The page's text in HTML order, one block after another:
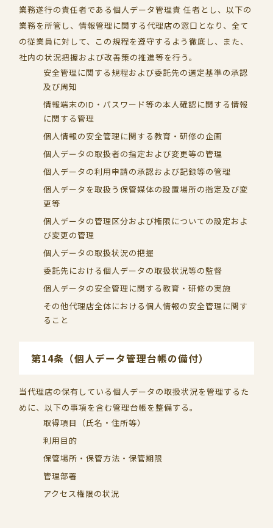
業務遂行の責任者である個人データ管理責 任者とし、以下の
業務を所管し、情報管理に関する代理店の窓口となり、全て
の従業員に対して、この規程を遵守するよう徹底し、また、
社内の状況把握および改善策の推進等を行う。
安全管理に関する規程および委託先の選定基準の承認
及び周知
情報端末のID・パスワード等の本人確認に関する情報
に関する管理
個人情報の安全管理に関する教育・研修の企画
個人データの取扱者の指定および変更等の管理
個人データの利用申請の承認および記録等の管理
個人データを取扱う保管媒体の設置場所の指定及び変
更等
個人データの管理区分および権限についての設定およ
び変更の管理
個人データの取扱状況の把握
委託先における個人データの取扱状況等の監督
個人データの安全管理に関する教育・研修の実施
その他代理店全体における個人情報の安全管理に関す
ること
第14条（個人データ管理台帳の備付）
当代理店の保有している個人データの取扱状況を管理するた
めに、以下の事項を含む管理台帳を整備する。
取得項目（氏名・住所等）
利用目的
保管場所・保管方法・保管期限
管理部署
アクセス権限の状況